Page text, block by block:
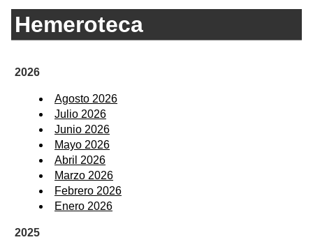
Hemeroteca
2026
Agosto 2026
Julio 2026
Junio 2026
Mayo 2026
Abril 2026
Marzo 2026
Febrero 2026
Enero 2026
2025